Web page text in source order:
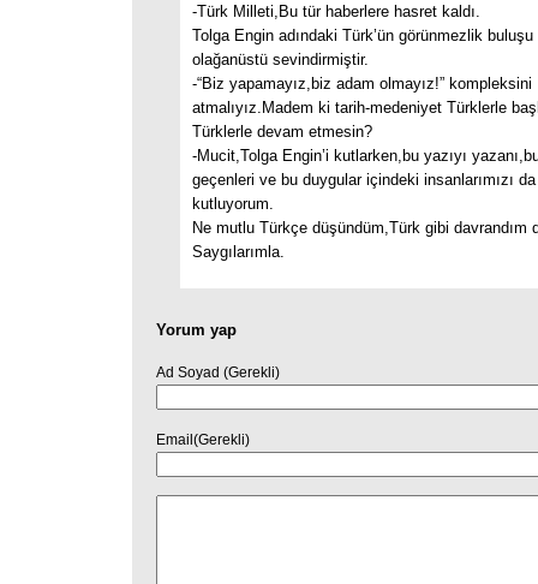
-Türk Milleti,Bu tür haberlere hasret kaldı.
Tolga Engin adındaki Türk’ün görünmezlik
olağanüstü sevindirmiştir.
-“Biz yapamayız,biz adam olmayız!” kompleksini
atmalıyız.Madem ki tarih-medeniyet Türklerle
Türklerle devam etmesin?
-Mucit,Tolga Engin’i kutlarken,bu yazıyı
geçenleri ve bu duygular içindeki insanlarımızı
kutluyorum.
Ne mutlu Türkçe düşündüm,Türk gibi davrandım
Saygılarımla.
Yorum yap
Ad Soyad (Gerekli)
Email(Gerekli)